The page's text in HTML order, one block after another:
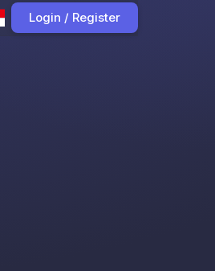
Login / Register